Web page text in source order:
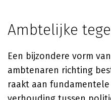
Ambtelijke
Een bijzondere vorm
ambtenaren richting
raakt aan